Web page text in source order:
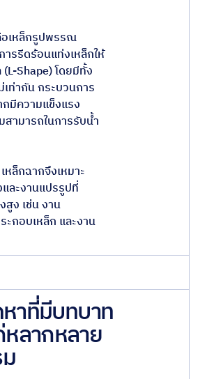
อเหล็กรูปพรรณ
รรีดร้อนแท่งเหล็กให้
Shape) โดยมีทั้ง
เท่ากัน กระบวนการ
มีความแข็งแรง
สามารถในการรับน้ำ
ล็กฉากจึงเหมาะ
ละงานแปรรูปที่
ง เช่น งาน
ะกอบเหล็ก และงาน
าที่มีบทบาท
ลากหลาย